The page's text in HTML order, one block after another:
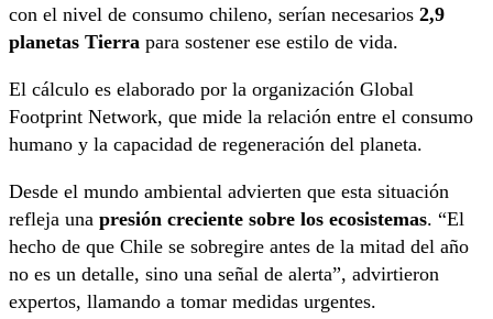
con el nivel de consumo chileno, serían necesarios 2,9
planetas Tierra para sostener ese estilo de vida.
El cálculo es elaborado por la organización Global
Footprint Network, que mide la relación entre el consumo
humano y la capacidad de regeneración del planeta.
Desde el mundo ambiental advierten que esta situación
refleja una presión creciente sobre los ecosistemas. “El
hecho de que Chile se sobregire antes de la mitad del año
no es un detalle, sino una señal de alerta”, advirtieron
expertos, llamando a tomar medidas urgentes.